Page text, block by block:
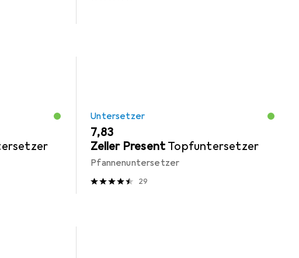
Untersetzer
EUR
7,83
Zeller PresentTopfuntersetzer
Pfannenuntersetzer
29